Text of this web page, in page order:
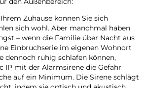
Zuhause können Sie sich
sich wohl. Aber manchmal haben
– wenn die Familie über Nacht aus
Einbruchserie im eigenen Wohnort
dennoch ruhig schlafen können,
IP mit der Alarmsirene die Gefahr
auf ein Minimum. Die Sirene schlägt
indem sie optisch und akustisch
nicht nur Sie mit, sondern auch